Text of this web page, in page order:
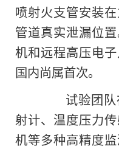
喷射火支管安装
管道真实泄漏位
机和远程高压电
国内尚属首次。
试验团队
射计、温度压力
机等多种高精度